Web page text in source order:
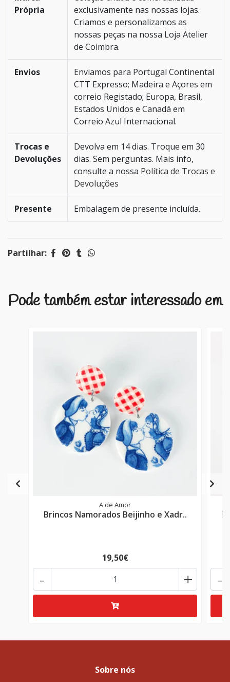
Própria
exclusivamente nas nossas lojas.
Criamos e personalizamos as
nossas peças na nossa Loja Atelier
de Coimbra.
Envios
Enviamos para Portugal Continental
CTT Expresso; Madeira e Açores em
correio Registado; Europa, Brasil,
Estados Unidos e Canadá em
Correio Azul Internacional.
Trocas e
Devoluções
Devolva em 14 dias. Troque em 30
dias. Sem perguntas. Mais info,
consulte a nossa Política de Trocas e
Devoluções
Presente Embalagem de presente incluída.
Partilhar:
Pode também estar interessado em
A de Amor
Brincos Namorados Beijinho e Xadr..
19,50€
+
- -
Sobre nós